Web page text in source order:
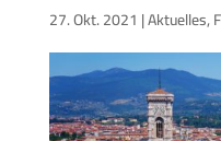
27. Okt. 2021 |Aktuelles,